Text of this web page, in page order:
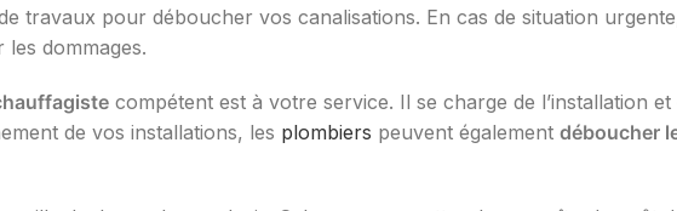
travaux pour déboucher vos canalisations. En cas de situation
dommages.
compétent est à votre service. Il se charge de l’installation
de vos installations, les plombiers peuvent également déboucher